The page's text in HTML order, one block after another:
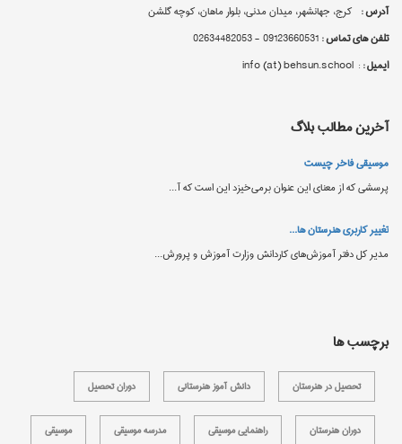
آدرس : کرج، جهانشهر، میدان مدنی، بلوار ماهان، کوچه گلشن
تلفن های تماس :09123660531 - 02634482053
ایمیل :: info (at) behsun.school
آخرین مطالب بلاگ
موسیقی فاخر چیست
پرسشی که از معنای این عنوان برمی‌خیزد این است که آ...
تغییر کاربری هنرستان ‌ها...
مدیر کل دفتر آموزش‌های کاردانش وزارت آموزش و پرورش...
برچسب ها
تحصیل در هنرستان دانش آموز هنرستانی دوران تحصیل
دوران هنرستان راهنمایی موسیقی مدرسه موسیقی موسیقی